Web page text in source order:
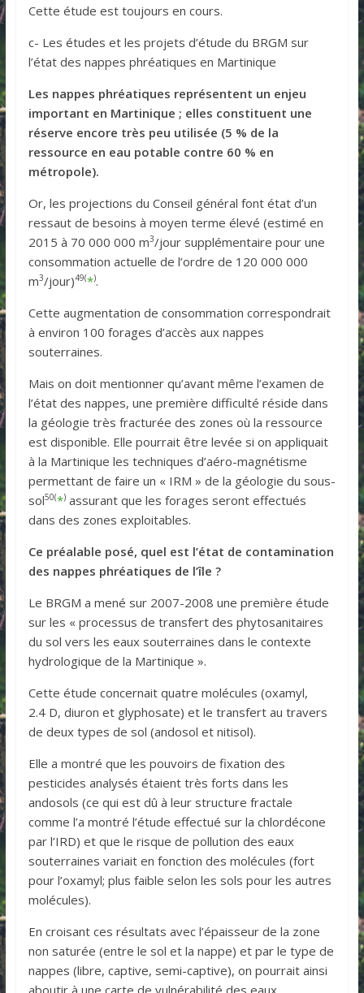
Cette étude est toujours en cours.
c- Les études et les projets d’étude du BRGM sur
l’état des nappes phréatiques en Martinique
Les nappes phréatiques représentent un enjeu
important en Martinique ; elles constituent une
réserve encore très peu utilisée (5 % de la
ressource en eau potable contre 60 % en
métropole).
Or, les projections du Conseil général font état d’un
ressaut de besoins à moyen terme élevé (estimé en
2015 à 70 000 000 m3/jour supplémentaire pour une
consommation actuelle de l’ordre de 120 000 000
m3/jour)49(*).
Cette augmentation de consommation correspondrait
à environ 100 forages d’accès aux nappes
souterraines.
Mais on doit mentionner qu’avant même l’examen de
l’état des nappes, une première difficulté réside dans
la géologie très fracturée des zones où la ressource
est disponible. Elle pourrait être levée si on appliquait
à la Martinique les techniques d’aéro-magnétisme
permettant de faire un « IRM » de la géologie du sous-
sol50(*)assurant que les forages seront effectués
dans des zones exploitables.
Ce préalable posé, quel est l’état de contamination
des nappes phréatiques de l’île ?
Le BRGM a mené sur 2007-2008 une première étude
sur les « processus de transfert des phytosanitaires
du sol vers les eaux souterraines dans le contexte
hydrologique de la Martinique ».
Cette étude concernait quatre molécules (oxamyl,
2.4 D, diuron et glyphosate) et le transfert au travers
de deux types de sol (andosol et nitisol).
Elle a montré que les pouvoirs de fixation des
pesticides analysés étaient très forts dans les
andosols (ce qui est dû à leur structure fractale
comme l’a montré l’étude effectué sur la chlordécone
par l’IRD) et que le risque de pollution des eaux
souterraines variait en fonction des molécules (fort
pour l’oxamyl; plus faible selon les sols pour les autres
molécules).
En croisant ces résultats avec l’épaisseur de la zone
non saturée (entre le sol et la nappe) et par le type de
nappes (libre, captive, semi-captive), on pourrait ainsi
aboutir à une carte de vulnérabilité des eaux